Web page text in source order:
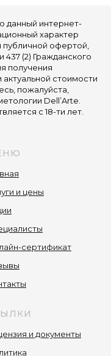
данный интернет-
характер
публичной офертой,
(2) Гражданского
получения
стоимости
пожалуйста,
Dell’Arte.
с 18-ти лет.
и цены
сертификат
и документы